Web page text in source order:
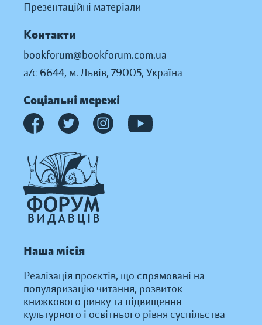
Презентаційні матеріали
Контакти
bookforum@bookforum.com.ua
а/с 6644, м. Львів, 79005, Україна
Соціальні мережі
Наша місія
Реалізація проєктів, що спрямовані на
популяризацію читання, розвиток
книжкового ринку та підвищення
культурного і освітнього рівня суспільства